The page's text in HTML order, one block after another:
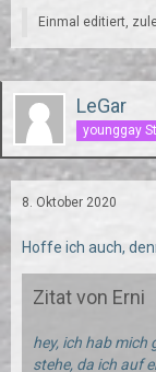
Einmal editiert,
LeGar
younggay
8. Oktober 2020
Hoffe ich auch,
Zitat von Erni
hey, ich hab mich
stehe, da ich auf